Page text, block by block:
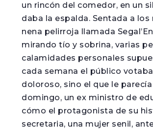
un rincón del comedor, en un
daba la espalda. Sentada a
nena pelirroja llamada
mirando tío y sobrina, varias
calamidades personales
cada semana el público
doloroso, sino el que le
domingo, un ex ministro de
cómo el protagonista de su
secretaria, una mujer senil,